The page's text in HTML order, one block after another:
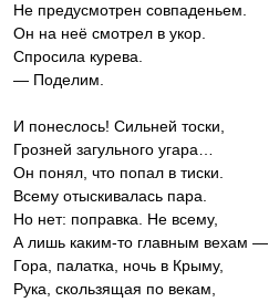
Не предусмотрен совпаденьем.
Он на неё смотрел в укор.
Спросила курева.
— Поделим.
И понеслось! Сильней тоски,
Грозней загульного угара…
Он понял, что попал в тиски.
Всему отыскивалась пара.
Но нет: поправка. Не всему,
А лишь каким-то главным вехам —
Гора, палатка, ночь в Крыму,
Рука, скользящая по векам,